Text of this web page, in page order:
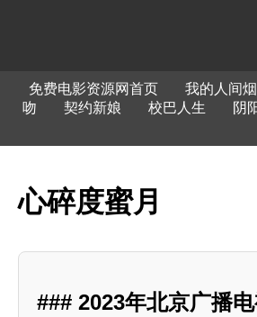
免费电影资源网首页 我的人间
吻
契约新娘 校巴人生 阴
心碎度蜜月
### 2023年北京广播